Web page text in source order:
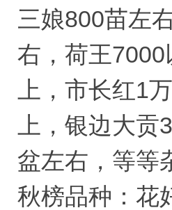
三娘800苗左
右，荷王
上，市长红1
上，银边大
盆左右，等等
秋榜品种：花